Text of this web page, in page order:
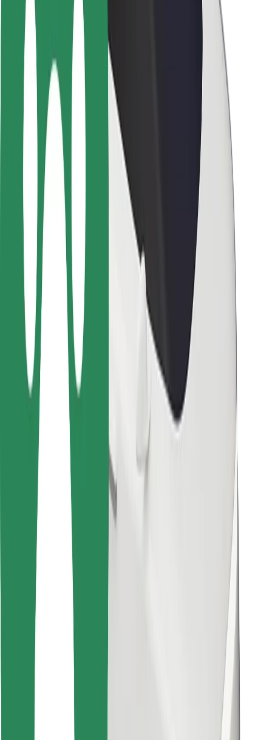
Seguridad para usuarios
Seguridad para conductores
Seguridad para patinetes
Safety Lab
Ciudades
Dónde estamos
Soluciones para las ciudades
Aeropuertos
Estaciones de carga de Bolt
Soporte
Para usuarios
Para conductores
Para repartidores
Bolt Food
Para propietarios de flota
Para restaurantes
Bolt para empresas
Proveedores
Cookies
Seguridad
¡Conseguí un viaje en minutos!
Descargar la app de Bolt
Descargar la app de Bolt Food